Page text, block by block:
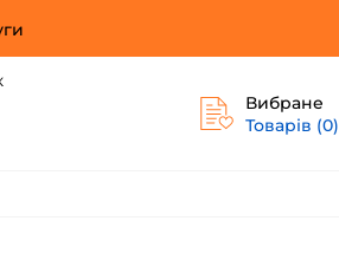
Вибране
Товарів (0)